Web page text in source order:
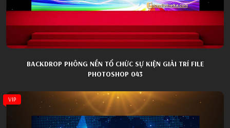
BACKDROP PHÔNG NỀN TỔ CHỨC SỰ KIỆN GIẢI TRÍ FILE
PHOTOSHOP 043
VIP